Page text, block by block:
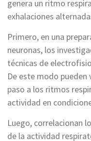
genera un ritmo
exhalaciones
Primero, en una
neuronas, los
técnicas de
De este modo
paso a los ritmos
actividad en
Luego, correlacionan
de la actividad